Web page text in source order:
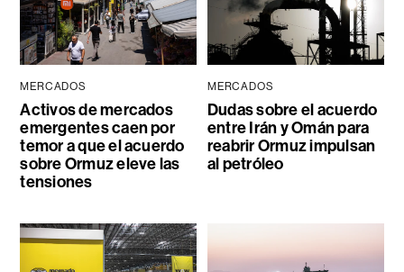
MERCADOS
Activos de mercados
emergentes caen por
temor a que el acuerdo
sobre Ormuz eleve las
tensiones
MERCADOS
Dudas sobre el acuerdo
entre Irán y Omán para
reabrir Ormuz impulsan
al petróleo